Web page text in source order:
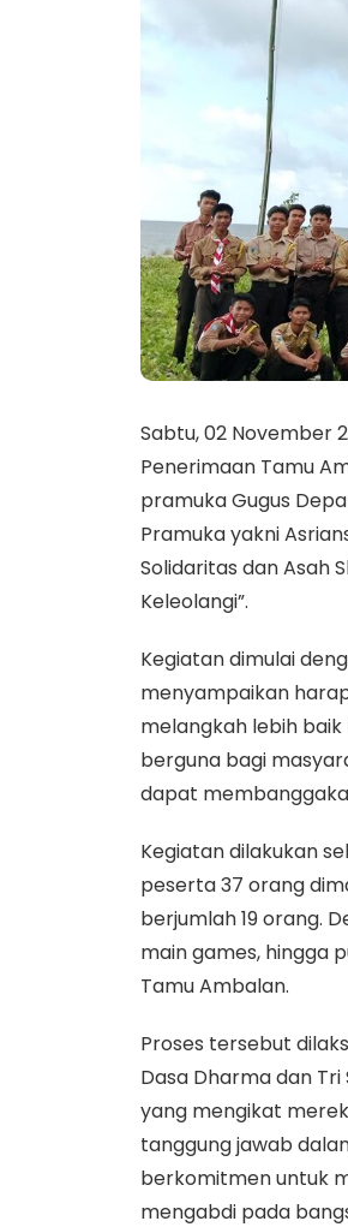
Sabtu, 02 November
Penerimaan Tamu
pramuka Gugus
Pramuka yakni
Solidaritas dan Asah
Keleolangi”.
Kegiatan dimulai
menyampaikan
melangkah lebih
berguna bagi
dapat
Kegiatan dilakukan
peserta 37 orang
berjumlah 19 orang.
main games, hingga
Tamu Ambalan.
Proses tersebut
Dasa Dharma dan
yang mengikat
tanggung jawab
berkomitmen untuk
mengabdi pada